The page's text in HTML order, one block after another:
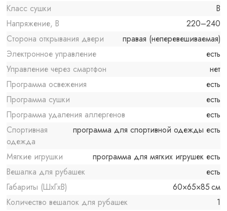
Класс сушки
B
Напряжение, В
220–240
Сторона открывания двери
правая (неперевешиваемая)
Электронное управление
есть
Управление через смартфон
нет
Программа освежения
есть
Программа сушки
есть
Программа удаления аллергенов
есть
Спортивная
одежда
программа для спортивной одежды есть
Мягкие игрушки
программа для мягких игрушек есть
Вешалка для рубашек
есть
Габариты (ШхГхВ)
60×65×85 см
Количество вешалок для рубашек
1